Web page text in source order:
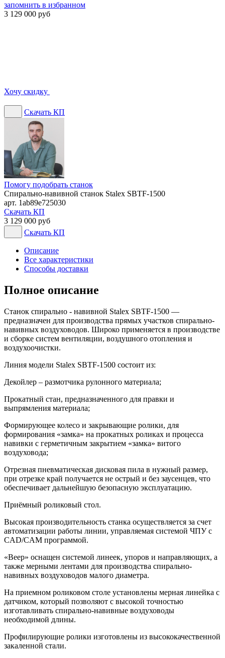
запомнить в избранном
3 129 000 руб
Хочу скидку
Скачать КП
Помогу подобрать станок
Спирально-навивной cтанок Stalex SBTF-1500
арт. 1ab89e725030
Скачать КП
3 129 000 руб
Скачать КП
Описание
Все характеристики
Способы доставки
Полное описание
Станок спирально - навивной Stalex SBTF-1500 —
предназначен для производства прямых участков спирально-
навивных воздуховодов. Широко применяется в производстве
и сборке систем вентиляции, воздушного отопления и
воздухоочистки.
Линия модели Stalex SBTF-1500 состоит из:
Декойлер – размотчика рулонного материала;
Прокатный стан, предназначенного для правки и
выпрямления материала;
Формирующее колесо и закрывающие ролики, для
формирования «замка» на прокатных роликах и процесса
навивки с герметичным закрытием «замка» витого
воздуховода;
Отрезная пневматическая дисковая пила в нужный размер,
при отрезке край получается не острый и без заусенцев, что
обеспечивает дальнейшую безопасную эксплуатацию.
Приёмный роликовый стол.
Высокая производительность станка осуществляется за счет
автоматизации работы линии, управляемая системой ЧПУ с
CAD/CAM программой.
«Веер» оснащен системой линеек, упоров и направляющих, а
также мерными лентами для производства спирально-
навивных воздуховодов малого диаметра.
На приемном роликовом столе установлены мерная линейка с
датчиком, который позволяют с высокой точностью
изготавливать спирально-навивные воздуховоды
необходимой длины.
Профилирующие ролики изготовлены из высококачественной
закаленной стали.